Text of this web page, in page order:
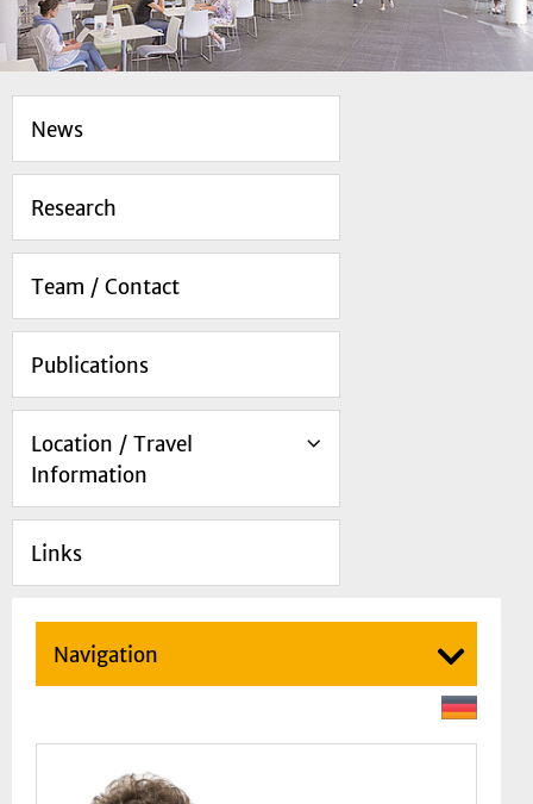
News
Research
Team / Contact
Publications
Location / Travel
Information
Links
Navigation